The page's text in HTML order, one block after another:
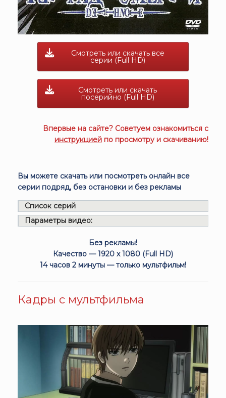
Смотреть или скачать все
серии (Full HD)
Смотреть или скачать
посерийно (Full HD)
Впервые на сайте? Советуем ознакомиться с
инструкцией по просмотру и скачиванию!
Вы можете скачать или посмотреть онлайн все
серии подряд, без остановки и без рекламы
Список серий
Параметры видео:
Без рекламы!
Качество — 1920 x 1080 (Full HD)
14 часов 2 минуты — только мультфильм!
Кадры с мультфильма